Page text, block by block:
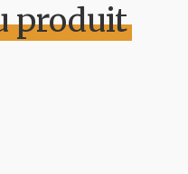
produit